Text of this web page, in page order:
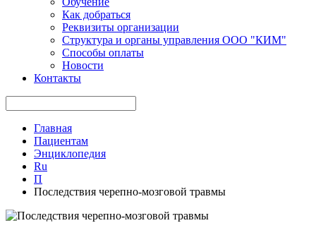
Как добраться
Реквизиты организации
Структура и органы управления ООО "КИМ"
Способы оплаты
Новости
Контакты
Главная
Пациентам
Энциклопедия
Ru
П
Последствия черепно-мозговой травмы